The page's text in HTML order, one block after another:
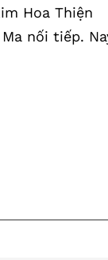
Hoa Thiện
nối tiếp.